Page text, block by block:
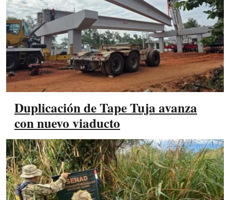
Duplicación de Tape Tuja avanza
con nuevo viaducto